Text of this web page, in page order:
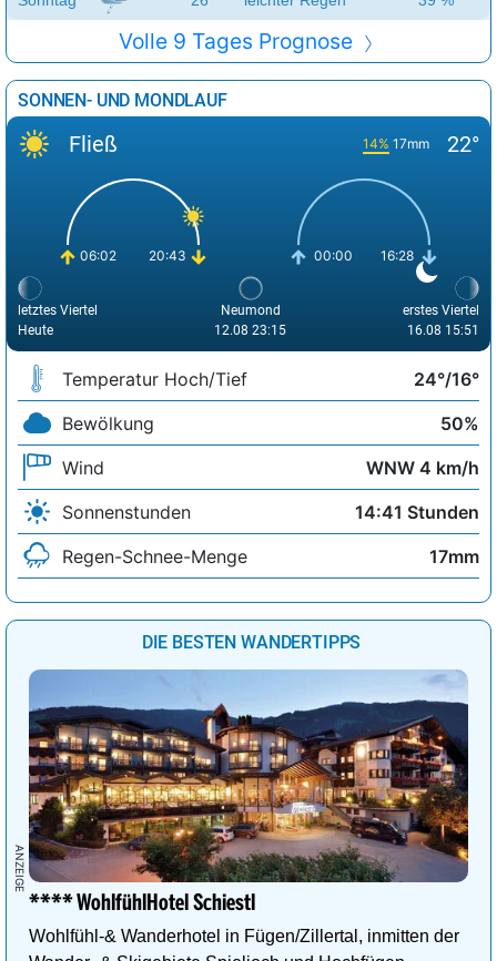
Volle 9 Tages Prognose
SONNEN- UND MONDLAUF
Fließ 14% 17mm 22°
06:02 20:43 00:00 16:28
letztes Viertel
Heute
Neumond
12.08 23:15
erstes Viertel
16.08 15:51
Temperatur Hoch/Tief
24°/16°
Bewölkung
50%
Wind
WNW 4 km/h
Sonnenstunden
14:41 Stunden
Regen-Schnee-Menge
17mm
DIE BESTEN WANDERTIPPS
**** WohlfühlHotel Schiestl
Wohlfühl-& Wanderhotel in Fügen/Zillertal, inmitten der